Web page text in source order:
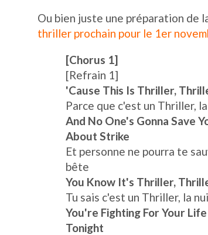
Ou bien juste une préparation de
thriller prochain pour le 1er
[Chorus 1]
[Refrain 1]
'Cause This Is Thriller,
Parce que c'est un Thriller,
And No One's Gonna Save
About Strike
Et personne ne pourra te
bête
You Know It's Thriller,
Tu sais c'est un Thriller, la
You're Fighting For Your
Tonight